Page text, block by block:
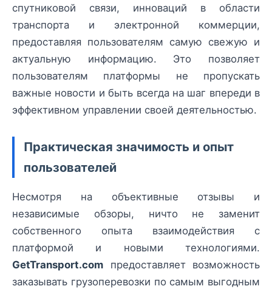
спутниковой связи, инноваций в области
транспорта и электронной коммерции,
предоставляя пользователям самую свежую и
актуальную информацию. Это позволяет
пользователям платформы не пропускать
важные новости и быть всегда на шаг впереди в
эффективном управлении своей деятельностью.
Практическая значимость и опыт
пользователей
Несмотря на объективные отзывы и
независимые обзоры, ничто не заменит
собственного опыта взаимодействия с
платформой и новыми технологиями.
GetTransport.com предоставляет возможность
заказывать грузоперевозки по самым выгодным